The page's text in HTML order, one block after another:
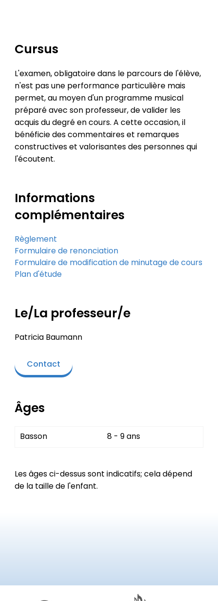
Cursus
L'examen, obligatoire dans le parcours de l'élève,
n'est pas une performance particulière mais
permet, au moyen d'un programme musical
préparé avec son professeur, de valider les
acquis du degré en cours. A cette occasion, il
bénéficie des commentaires et remarques
constructives et valorisantes des personnes qui
l'écoutent.
Informations
complémentaires
Règlement
Formulaire de renonciation
Formulaire de modification de minutage de cours
Plan d'étude
Le/La professeur/e
Patricia Baumann
Contact
Âges
Basson 8 - 9 ans
Les âges ci-dessus sont indicatifs; cela dépend
de la taille de l'enfant.